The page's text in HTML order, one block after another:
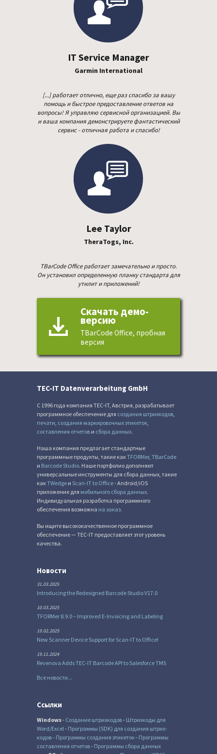
IT Service Manager
Garmin International
[...] работает отлично, еще раз спасибо за вашу
помощь и быстрое предоставление ответов на
вопросы! Я управляю сервисной организацией. Вы
и ваша компания демонстрируете фан­тас­ти­ческий
сервис - отличная работа и спасибо!
Lee Taylor
TheraTogs, Inc.
TBarCode Office работает заме­ча­тель­но и просто.
Он установил опре­де­лен­ную планку стандарта для
утилит и приложений!
Скачать демо-
версию
TBarCode Office, пробная
версия
TEC-IT Datenverarbeitung GmbH
С 1996 года компания TEC-IT, Австрия, разрабатывает
программное обеспечение для создания штрихкодов,
печати, создания маркировочных этикеток,
составления отчетов и сбора данных.
Наша компания предлагает стандартные
программные продукты, такие какTFORMer, TBarCode
и Barcode Studio. Наше портфолио дополняют
универсальные инструменты для сбора данных, такие
какTWedge и Scan-IT to Office- Android/iOS
приложение для мобильного сбора данных.
Индивидуальная разработка программного
обеспечения возможна на заказ.
Вы ищите высококачественное программное
обеспечение — TEC-IT предоставляет этот уровень
качества.
Новости
31.03.2025
Introducing the Redesigned Barcode Studio V17.0
10.03.2025
TFORMer 8.9.0 – Improved E-Invoicing and Labeling
19.02.2025
New Scanner Device Support for Scan-IT to Office!
19.11.2024
Revenova Adds TEC-IT Barcode API to Salesforce TMS
Все новости...
Ссылки
Windows- Создание штрихкодов- Штрихкоды для
Word/Excel- Программы (SDK) для создания штрих-
кодов- Программы создания этикеток- Программы
составления отчетов- Программы сбора данных